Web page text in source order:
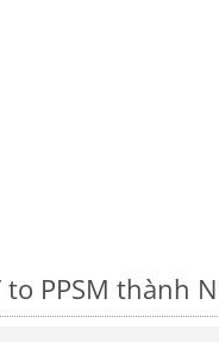
to PPSM thành